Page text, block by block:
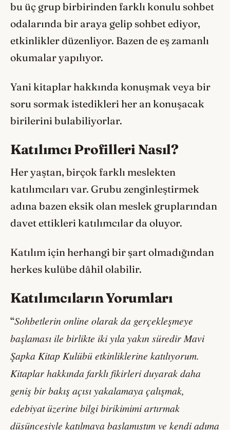
bu üç grup birbirinden farklı konulu sohbet
odalarında bir araya gelip sohbet ediyor,
etkinlikler düzenliyor. Bazen de eş zamanlı
okumalar yapılıyor.
Yani kitaplar hakkında konuşmak veya bir
soru sormak istedikleri her an konuşacak
birilerini bulabiliyorlar.
Katılımcı Profilleri Nasıl?
Her yaştan, birçok farklı meslekten
katılımcıları var. Grubu zenginleştirmek
adına bazen eksik olan meslek gruplarından
davet ettikleri katılımcılar da oluyor.
Katılım için herhangi bir şart olmadığından
herkes kulübe dâhil olabilir.
Katılımcıların Yorumları
“Sohbetlerin online olarak da gerçekleşmeye
başlaması ile birlikte iki yıla yakın süredir Mavi
Şapka Kitap Kulübü etkinliklerine katılıyorum.
Kitaplar hakkında farklı fikirleri duyarak daha
geniş bir bakış açısı yakalamaya çalışmak,
edebiyat üzerine bilgi birikimimi artırmak
düşüncesiyle katılmaya başlamıştım ve kendi adıma